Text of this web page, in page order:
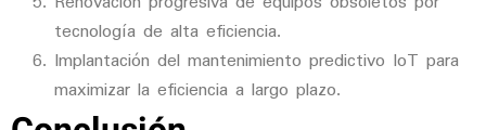
tecnología de alta eficiencia.
Implantación del mantenimiento predictivo IoT para
maximizar la eficiencia a largo plazo.